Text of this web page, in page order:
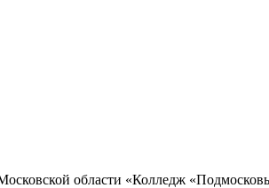
области «Колледж